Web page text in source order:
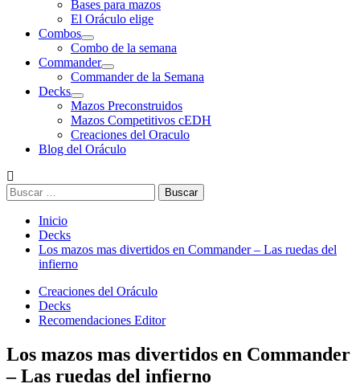
Bases para mazos
El Oráculo elige
Combos
Combo de la semana
Commander
Commander de la Semana
Decks
Mazos Preconstruidos
Mazos Competitivos cEDH
Creaciones del Oraculo
Blog del Oráculo
Buscar:
Inicio
Decks
Los mazos mas divertidos en Commander – Las ruedas del
infierno
Creaciones del Oráculo
Decks
Recomendaciones Editor
Los mazos mas divertidos en Commander
– Las ruedas del infierno